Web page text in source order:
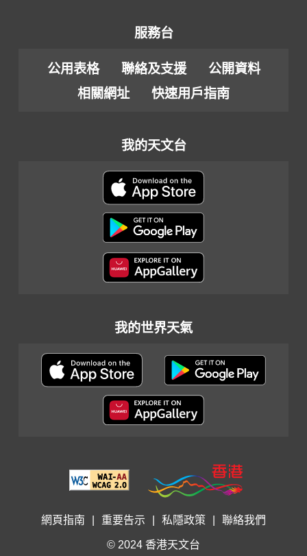
服務台
公用表格 聯絡及支援
公開資料
相關網址
快速用戶指南
我的天文台
我的世界天氣
網頁指南 重要告示 私隱政策 聯絡我們
© 2024 香港天文台